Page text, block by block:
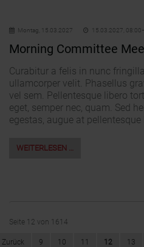
Montag, 15.03.2027 15.03.2027,
Morning Committee
Curabitur a felis in nunc
ullamcorper velit. Phasellus
vel sem. Pellentesque libero
eget, semper nec, quam. Sed
egestas, augue at pellentesque
WEITERLESEN …
Seite 12 von 1614
Zurück 9 10 11 12 13